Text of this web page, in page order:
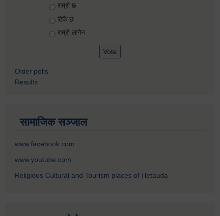
Choices
राम्रो छ
ठिकै छ
राम्रो लागेन
Older polls
Results
सामाजिक सञ्जाल
www.facebook.com
www.youtube.com
Religious Cultural and Tourism places of Hetauda